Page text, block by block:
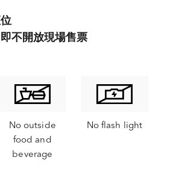
不開放現場售票
No outside
food and
beverage
No flash light